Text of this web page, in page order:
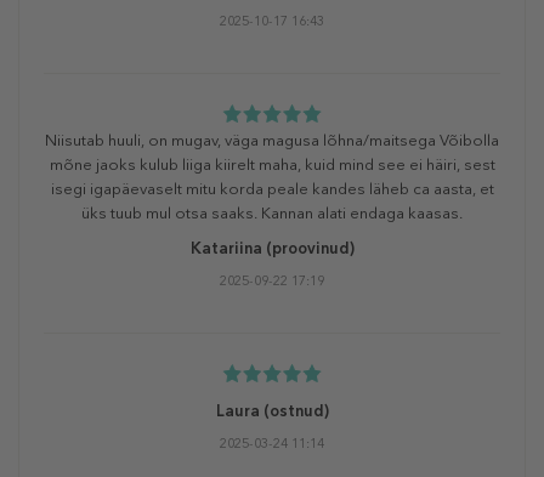
2025-10-17 16:43
Niisutab huuli, on mugav, väga magusa lõhna/maitsega Võibolla
mõne jaoks kulub liiga kiirelt maha, kuid mind see ei häiri, sest
isegi igapäevaselt mitu korda peale kandes läheb ca aasta, et
üks tuub mul otsa saaks. Kannan alati endaga kaasas.
Katariina (proovinud)
2025-09-22 17:19
Laura (ostnud)
2025-03-24 11:14